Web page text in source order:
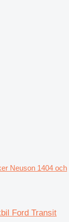
Neuson 1404 och
Ford Transit